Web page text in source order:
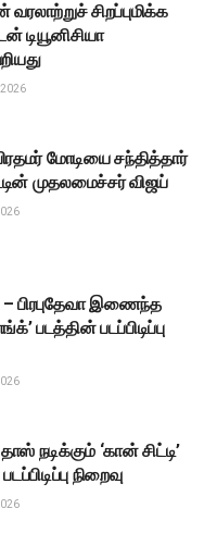
வரலாற்றுச் சிறப்புமிக்க
டியூனிசியா
மோடியை சந்தித்தார்
முதலமைச்சர் விஜய்
– பிரபுதேவா இணைந்த
படத்தின் படப்பிடிப்பு
நடிக்கும் ‘கான் சிட்டி’
நிறைவு